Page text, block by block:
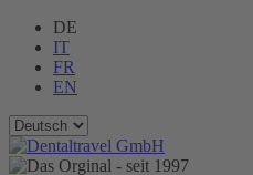
DE
IT
FR
EN